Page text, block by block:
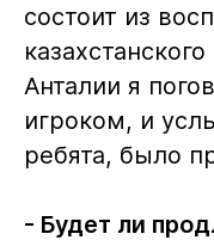
состоит из
Анталии я
игроком, и
ребята, было
- Будет ли